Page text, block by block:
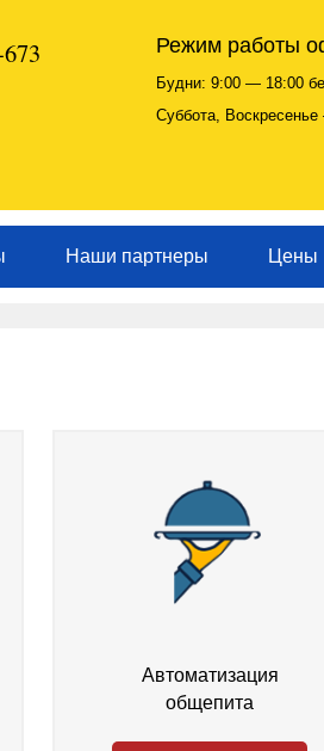
Режим работы
Будни: 9:00 — 18:00
Суббота,
Наши партнеры Цены
Автоматизация
общепита